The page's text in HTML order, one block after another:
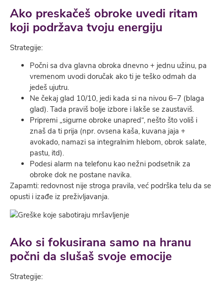
Ako preskačeš obroke uvedi ritam
koji podržava tvoju energiju
Strategije:
Počni sa dva glavna obroka dnevno + jednu užinu, pa
vremenom uvodi doručak ako ti je teško odmah da
jedeš ujutru.
Ne čekaj glad 10/10, jedi kada si na nivou 6–7 (blaga
glad). Tada praviš bolje izbore i lakše se zaustaviš.
Pripremi „sigurne obroke unapred“, nešto što voliš i
znaš da ti prija (npr. ovsena kaša, kuvana jaja +
avokado, namazi sa integralnim hlebom, obrok salate,
pastu, itd).
Podesi alarm na telefonu kao nežni podsetnik za
obroke dok ne postane navika.
Zapamti: redovnost nije stroga pravila, već podrška telu da se
opusti i izađe iz preživljavanja.
Ako si fokusirana samo na hranu
počni da slušaš svoje emocije
Strategije: